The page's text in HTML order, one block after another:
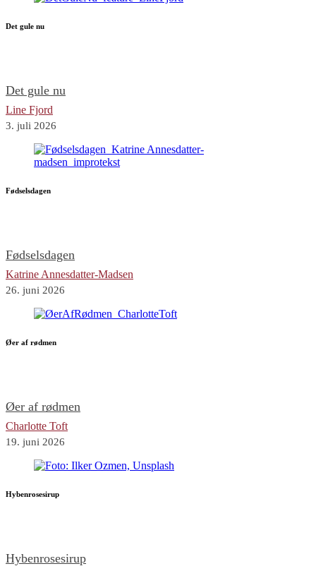
Det gule nu
Det gule nu
Line Fjord
3. juli 2026
Fødselsdagen
Fødselsdagen
Katrine Annesdatter-Madsen
26. juni 2026
Øer af rødmen
Øer af rødmen
Charlotte Toft
19. juni 2026
Hybenrosesirup
Hybenrosesirup